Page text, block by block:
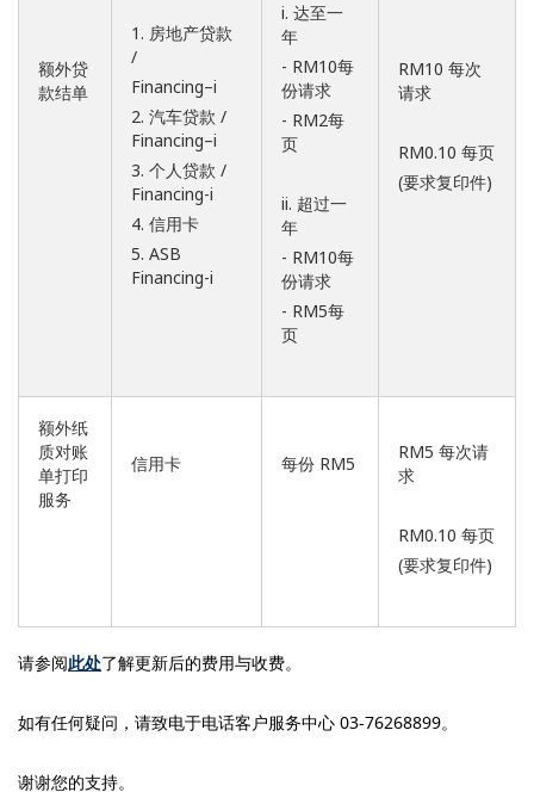
额外贷
款结单
1. 房地产贷款
/
Financing–i
2. 汽车贷款 /
Financing–i
3. 个人贷款 /
Financing-i
4. 信用卡
5. ASB
Financing-i
i. 达至一
年
- RM10每
份请求
- RM2每
页
ii. 超过一
年
- RM10每
份请求
- RM5每
页
RM10 每次
请求
RM0.10 每页
(要求复印件)
额外纸
质对账
单打印
服务
信用卡 每份 RM5
RM5 每次请
求
RM0.10 每页
(要求复印件)
请参阅此处了解更新后的费用与收费。
如有任何疑问，请致电于电话客户服务中心 03-76268899。
谢谢您的支持。